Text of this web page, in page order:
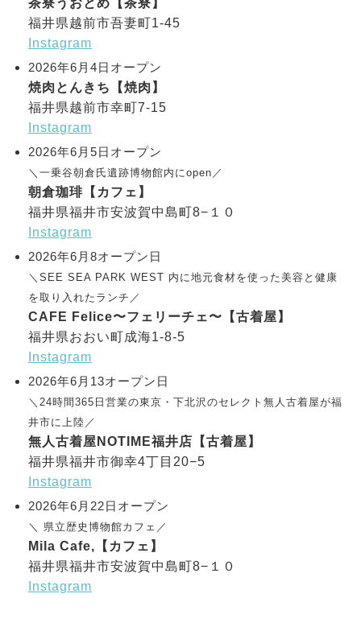
福井県越前市吾妻町1-45
Instagram
2026年6月4日オープン
焼肉とんきち【焼肉】
福井県越前市幸町7-15
Instagram
2026年6月5日オープン
＼一乗谷朝倉氏遺跡博物館内にopen／
朝倉珈琲【カフェ】
福井県福井市安波賀中島町8−１０
Instagram
2026年6月8オープン日
＼SEE SEA PARK WEST 内に地元食材を使った美容と健康
を取り入れたランチ／
CAFE Felice〜フェリーチェ〜【古着屋】
福井県おおい町成海1-8-5
Instagram
2026年6月13オープン日
＼24時間365日営業の東京・下北沢のセレクト無人古着屋が福
井市に上陸／
無人古着屋NOTIME福井店【古着屋】
福井県福井市御幸4丁目20−5
Instagram
2026年6月22日オープン
＼ 県立歴史博物館カフェ／
Mila Cafe,【カフェ】
福井県福井市安波賀中島町8−１０
Instagram